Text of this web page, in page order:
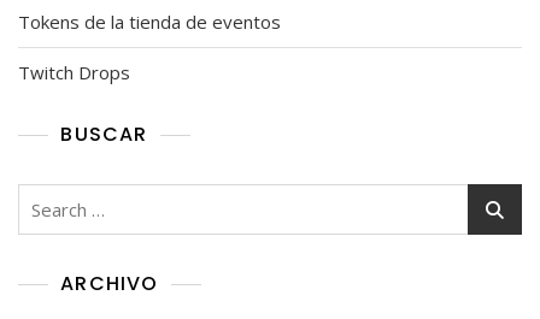
Tokens de la tienda de eventos
Twitch Drops
BUSCAR
Search
ARCHIVO